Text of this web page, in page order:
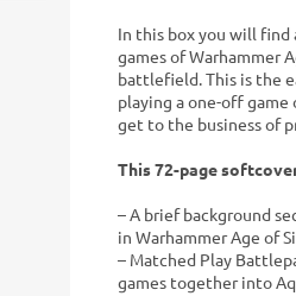
In this box you will
games of Warhammer
battlefield. This is the
playing a one-off game
get to the business of
This 72-page
– A brief background
in Warhammer Age of
– Matched Play
games together into